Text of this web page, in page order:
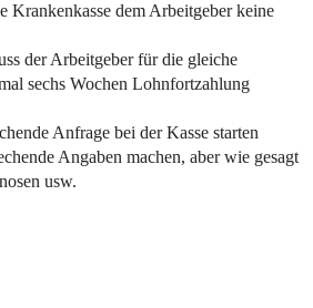
Krankenkasse dem Arbeitgeber keine
der Arbeitgeber für die gleiche
sechs Wochen Lohnfortzahlung
Anfrage bei der Kasse starten
Angaben machen, aber wie gesagt
usw.